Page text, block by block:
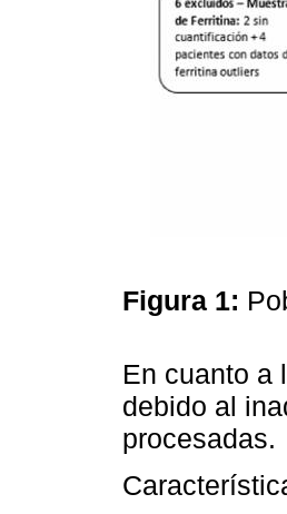
Figura 1:
En cuanto a
debido al
procesadas.